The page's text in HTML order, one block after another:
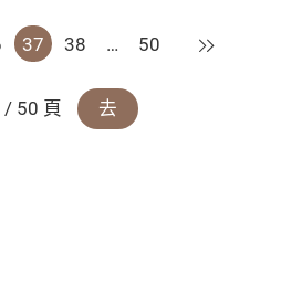
37 38 … 50 下一頁
/ 50 頁 去